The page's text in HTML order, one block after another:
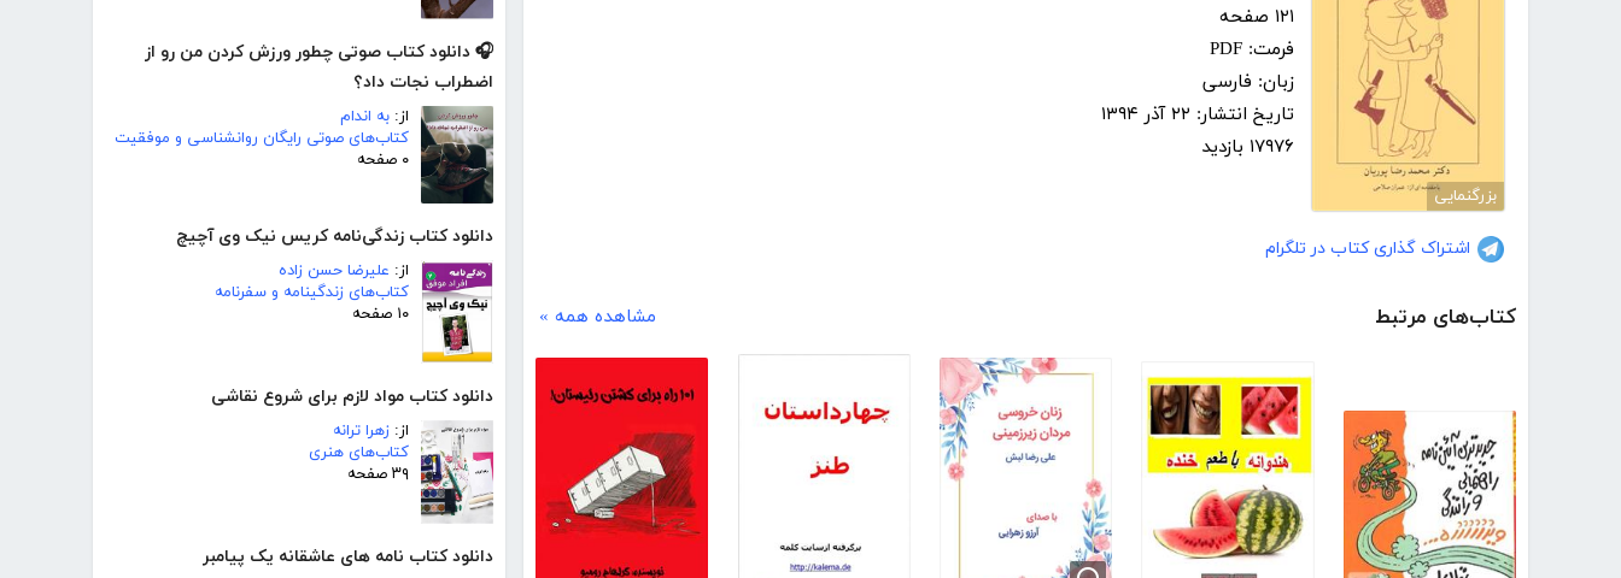
🎧 دانلود کتاب صوتی چطور ورزش کردن من رو از
اضطراب نجات داد؟
از: به اندام
کتاب‌های صوتی رایگان روانشناسی و موفقیت
۰ صفحه
دانلود کتاب زندگی‌نامه کریس نیک وی آچیچ
از: علیرضا حسن زاده
کتاب‌های زندگینامه و سفرنامه
۱۰ صفحه
دانلود کتاب مواد لازم برای شروع نقاشی
از: زهرا ترانه
کتاب‌های هنری
۳۹ صفحه
دانلود کتاب نامه های عاشقانه یک پیامبر
بزرگنمایی
۱۲۱ صفحه
فرمت: PDF
زبان: فارسی
تاریخ انتشار: ۲۲ آذر ۱۳۹۴
۱۷۹۷۶ بازدید
اشتراک گذاری کتاب در تلگرام
کتاب‌های مرتبط مشاهده همه »